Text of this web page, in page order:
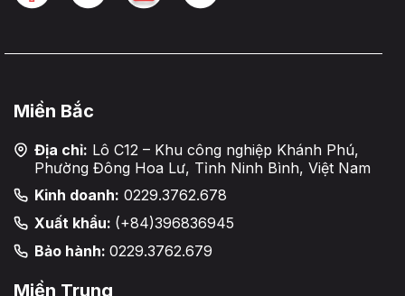
Miền Bắc
Địa chỉ: Lô C12 – Khu công nghiệp Khánh Phú,
Phường Đông Hoa Lư, Tỉnh Ninh Bình, Việt Nam
Kinh doanh: 0229.3762.678
Xuất khẩu: (+84)396836945
Bảo hành: 0229.3762.679
Miền Trung